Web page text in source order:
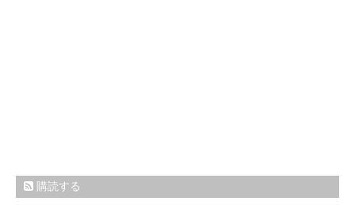
購読する